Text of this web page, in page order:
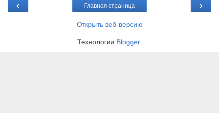
‹ ›
Главная страница
Открыть веб-версию
Технологии Blogger.